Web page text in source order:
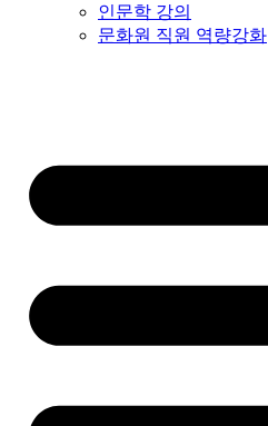
인문학 강의
문화원 직원 역량강화